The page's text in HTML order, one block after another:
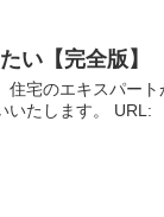
い【完全版】
住宅のエキスパー
いたします。 URL: